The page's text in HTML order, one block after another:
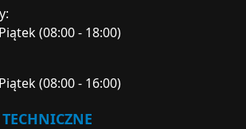
(08:00 - 18:00)
(08:00 - 16:00)